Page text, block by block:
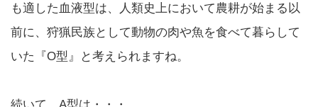
も適した血液型は、人類史上において農耕が始まる以
前に、狩猟民族として動物の肉や魚を食べて暮らして
いた『O型』と考えられますね。
続いて、A型は・・・